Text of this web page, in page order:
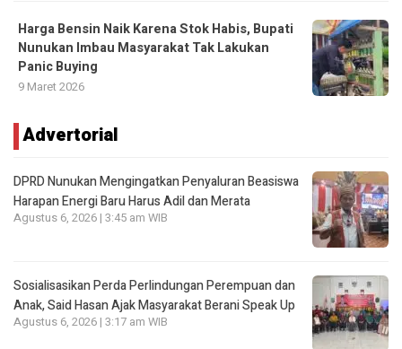
Harga Bensin Naik Karena Stok Habis, Bupati
Nunukan Imbau Masyarakat Tak Lakukan
Panic Buying
9 Maret 2026
Advertorial
DPRD Nunukan Mengingatkan Penyaluran Beasiswa
Harapan Energi Baru Harus Adil dan Merata
Agustus 6, 2026 | 3:45 am WIB
Sosialisasikan Perda Perlindungan Perempuan dan
Anak, Said Hasan Ajak Masyarakat Berani Speak Up
Agustus 6, 2026 | 3:17 am WIB